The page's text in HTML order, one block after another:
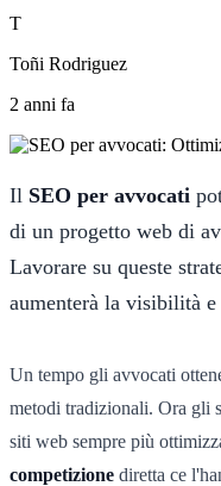
T
Toñi Rodriguez
2 anni fa
Il SEO per avvocati
di un progetto web di
Lavorare su queste
aumenterà la visibilità
Un tempo gli avvocati
metodi tradizionali. Ora gli
siti web sempre più
competizione diretta ce